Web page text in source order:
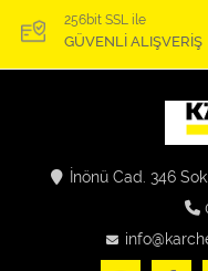
256bit SSL ile
GÜVENLİ ALIŞVERİŞ
İnönü Cad. 346